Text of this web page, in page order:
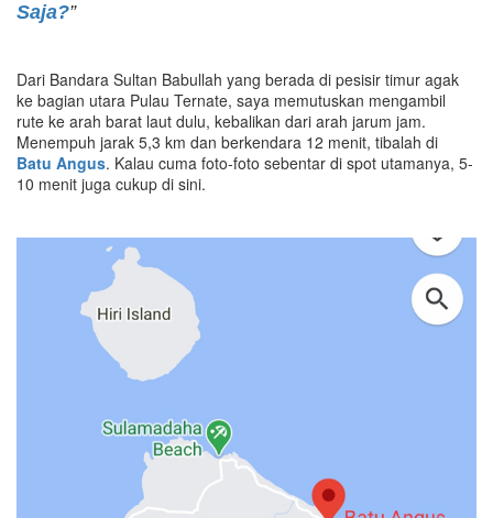
Saja?”
Dari Bandara Sultan Babullah yang berada di pesisir timur agak
ke bagian utara Pulau Ternate, saya memutuskan mengambil
rute ke arah barat laut dulu, kebalikan dari arah jarum jam.
Menempuh jarak 5,3 km dan berkendara 12 menit, tibalah di
Batu Angus. Kalau cuma foto-foto sebentar di spot utamanya, 5-
10 menit juga cukup di sini.